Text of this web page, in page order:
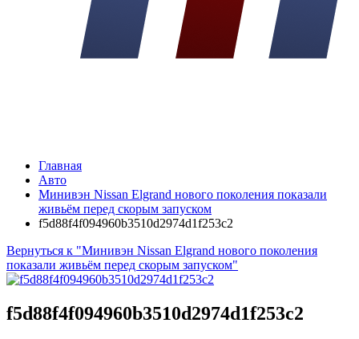
Главная
Авто
Минивэн Nissan Elgrand нового поколения показали
живьём перед скорым запуском
f5d88f4f094960b3510d2974d1f253c2
Вернуться к "Минивэн Nissan Elgrand нового поколения
показали живьём перед скорым запуском"
f5d88f4f094960b3510d2974d1f253c2